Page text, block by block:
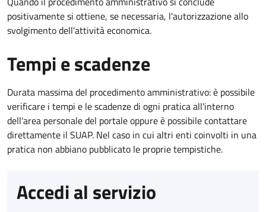
positivamente si ottiene, se necessaria, l'autorizzazione allo
svolgimento dell'attività economica.
Tempi e scadenze
Durata massima del procedimento amministrativo: è possibile
verificare i tempi e le scadenze di ogni pratica all'interno
dell'area personale del portale oppure è possibile contattare
direttamente il SUAP. Nel caso in cui altri enti coinvolti in una
pratica non abbiano pubblicato le proprie tempistiche.
Accedi al servizio